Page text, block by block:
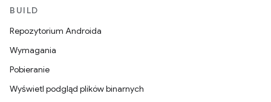
BUILD
Repozytorium Androida
Wymagania
Pobieranie
Wyświetl podgląd plików binarnych